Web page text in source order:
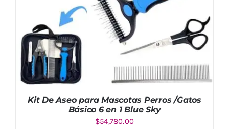
Kit De Aseo para Mascotas Perros /Gatos
Básico 6 en 1 Blue Sky
$54,780.00